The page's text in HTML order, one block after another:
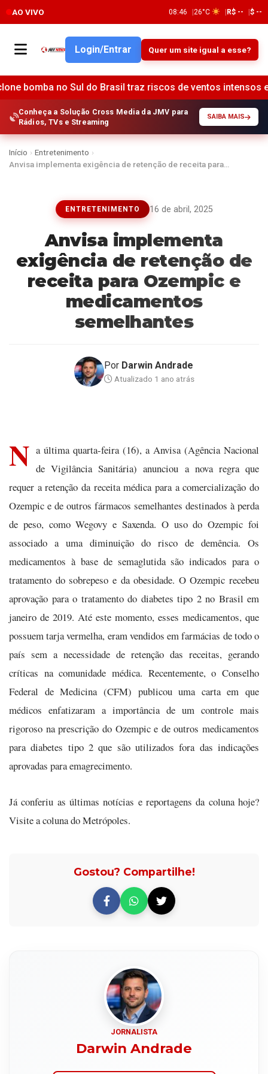
AO VIVO 08:46 26°C R$ -- $ --
Login/Entrar Quer um site igual a esse?
no Sul do Brasil traz riscos de ventos intensos e
Conheça a Solução Cross Media da JMV para
Rádios, TVs e Streaming
SAIBA MAIS
Início › Entretenimento ›
Anvisa implementa exigência de retenção de receita para…
ENTRETENIMENTO 16 de abril, 2025
Anvisa implementa
exigência de retenção de
receita para Ozempic e
medicamentos
semelhantes
Por Darwin Andrade
Atualizado 1 ano atrás
N a última quarta-feira (16), a Anvisa (Agência Nacional
de Vigilância Sanitária) anunciou a nova regra que
requer a retenção da receita médica para a comercialização do
Ozempic e de outros fármacos semelhantes destinados à perda
de peso, como Wegovy e Saxenda. O uso do Ozempic foi
associado a uma diminuição do risco de demência. Os
medicamentos à base de semaglutida são indicados para o
tratamento do sobrepeso e da obesidade. O Ozempic recebeu
aprovação para o tratamento do diabetes tipo 2 no Brasil em
janeiro de 2019. Até este momento, esses medicamentos, que
possuem tarja vermelha, eram vendidos em farmácias de todo o
país sem a necessidade de retenção das receitas, gerando
críticas na comunidade médica. Recentemente, o Conselho
Federal de Medicina (CFM) publicou uma carta em que
médicos enfatizaram a importância de um controle mais
rigoroso na prescrição do Ozempic e de outros medicamentos
para diabetes tipo 2 que são utilizados fora das indicações
aprovadas para emagrecimento.
Já conferiu as últimas notícias e reportagens da coluna hoje?
Visite a coluna do Metrópoles.
Gostou? Compartilhe!
JORNALISTA
Darwin Andrade